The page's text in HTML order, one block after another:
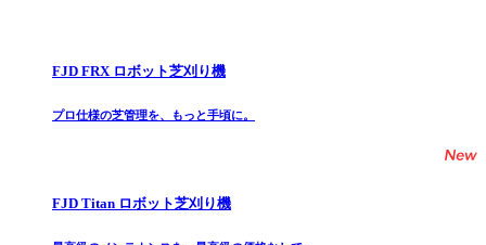
FJD FRX ロボット芝刈り機
プロ仕様の芝管理を、もっと手頃に。
FJD Titan ロボット芝刈り機